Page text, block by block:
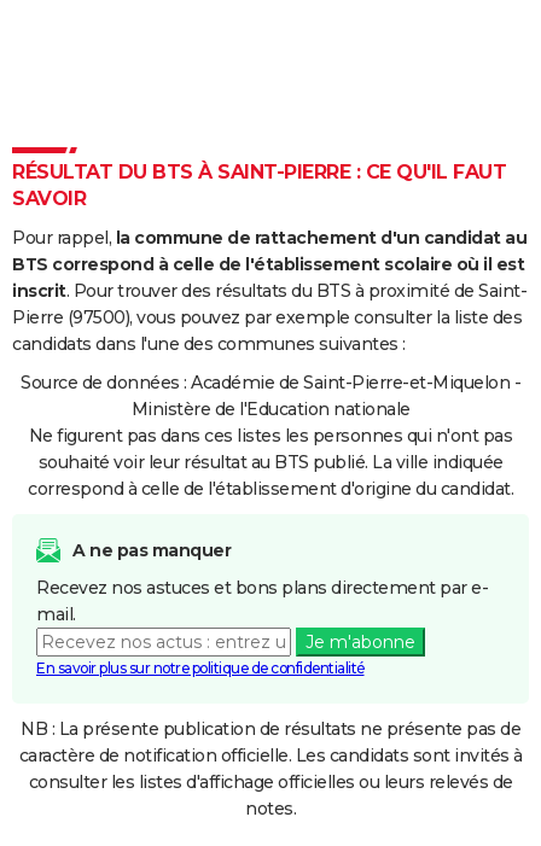
CARTE DE VOEUX
Dictionnaire
Biographies
Citations
Expressions
Proverbes
PROGRAMME TV
COPAINS D'AVANT
AVIS DE DÉCÈS
Bricolage
Lifestyle
Culture
Sport
Auto
Television
Voyage
Cinema
RÉSULTAT DU BTS À SAINT-PIERRE : CE QU'IL FAUT
SAVOIR
Pour rappel, la commune de rattachement d'un candidat au
BTS correspond à celle de l'établissement scolaire où il est
inscrit. Pour trouver des résultats du BTS à proximité de Saint-
Pierre (97500), vous pouvez par exemple consulter la liste des
candidats dans l'une des communes suivantes :
Source de données : Académie de Saint-Pierre-et-Miquelon -
Ministère de l'Education nationale
Ne figurent pas dans ces listes les personnes qui n'ont pas
souhaité voir leur résultat au BTS publié. La ville indiquée
correspond à celle de l'établissement d'origine du candidat.
A ne pas manquer
Recevez nos astuces et bons plans directement par e-
mail.
Je m'abonne
En savoir plus sur notre politique de confidentialité
NB : La présente publication de résultats ne présente pas de
caractère de notification officielle. Les candidats sont invités à
consulter les listes d'affichage officielles ou leurs relevés de
notes.